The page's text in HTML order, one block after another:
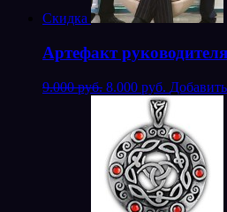
Скидка
Артефакт
9.000 руб. 8.000 руб.